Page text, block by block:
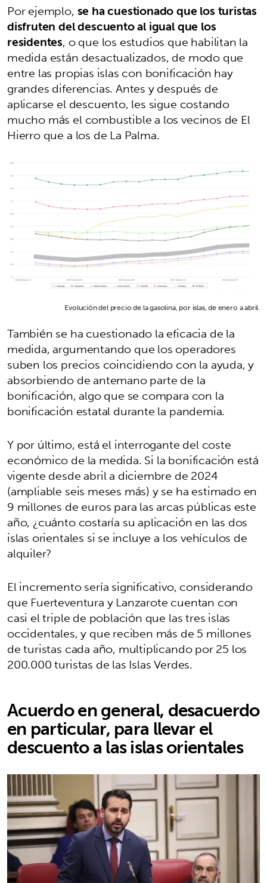
Por ejemplo,se ha cuestionado que los turistas
disfruten del descuento al igual que los
residentes, o que los estudios que habilitan la
medida están desactualizados, de modo que
entre las propias islas con bonificación hay
grandes diferencias. Antes y después de
aplicarse el descuento, les sigue costando
mucho más el combustible a los vecinos de El
Hierro que a los de La Palma.
Evolución del precio de la gasolina, por islas, de enero a abril.
También se ha cuestionado la eficacia de la
medida, argumentando que los operadores
suben los precios coincidiendo con la ayuda, y
absorbiendo de antemano parte de la
bonificación, algo que se compara con la
bonificación estatal durante la pandemia.
Y por último, está el interrogante del coste
económico de la medida. Si la bonificación está
vigente desde abril a diciembre de 2024
(ampliable seis meses más) y se ha estimado en
9 millones de euros para las arcas públicas este
año, ¿cuánto costaría su aplicación en las dos
islas orientales si se incluye a los vehículos de
alquiler?
El incremento sería significativo, considerando
que Fuerteventura y Lanzarote cuentan con
casi el triple de población que las tres islas
occidentales, y que reciben más de 5 millones
de turistas cada año, multiplicando por 25 los
200.000 turistas de las Islas Verdes.
Acuerdo en general, desacuerdo
en particular, para llevar el
descuento a las islas orientales